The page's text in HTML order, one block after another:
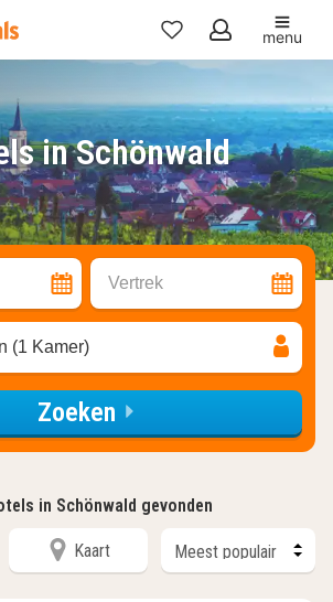
Mijn
menu
in Schönwald
Vertrek
(1 Kamer)
Zoeken
in Schönwald gevonden
Kaart